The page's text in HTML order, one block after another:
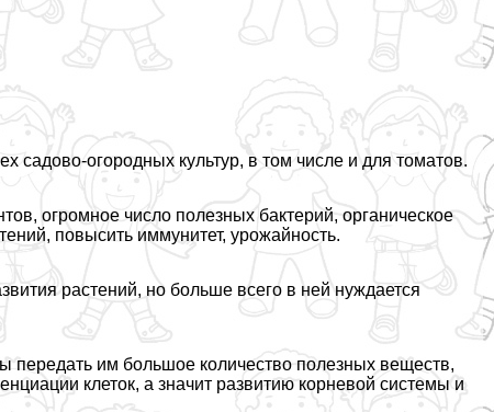
садово-огородных культур, в том числе и для томатов.
огромное число полезных бактерий, органическое
повысить иммунитет, урожайность.
растений, но больше всего в ней нуждается
им большое количество полезных веществ,
клеток, а значит развитию корневой системы и